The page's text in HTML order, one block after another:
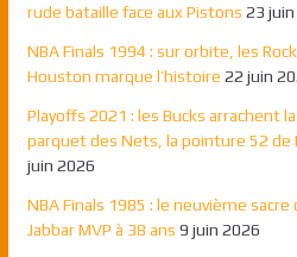
rude bataille face aux Pistons 23
NBA Finals 1994 : sur orbite, les
Houston marque l’histoire 22 juin
Playoffs 2021 : les Bucks arrachent
parquet des Nets, la pointure 52 de
juin 2026
NBA Finals 1985 : le neuvième
Jabbar MVP à 38 ans 9 juin 2026